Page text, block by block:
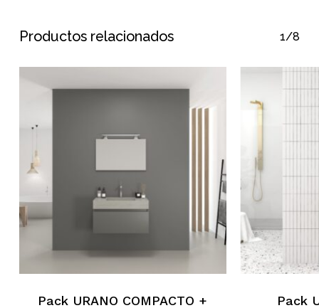
Productos relacionados 1/8
Pack URANO COMPACTO +
Pack